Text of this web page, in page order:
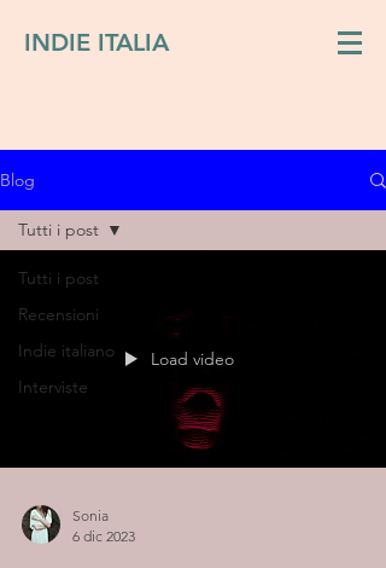
INDIE ITALIA
Blog
Tutti i post
Recensioni
Indie italiano
Interviste
Tutti i post
Load video
Sonia
6 dic 2023